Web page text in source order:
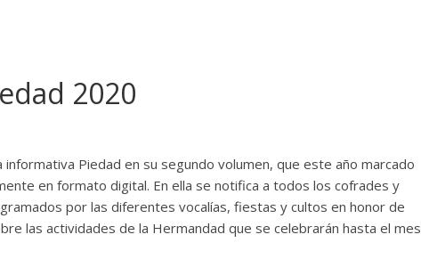
2020
Piedad en su segundo volumen, que este año marcado
en formato digital. En ella se notifica a todos los cofrades y
por las diferentes vocalías, fiestas y cultos en honor de
las actividades de la Hermandad que se celebrarán hasta el mes